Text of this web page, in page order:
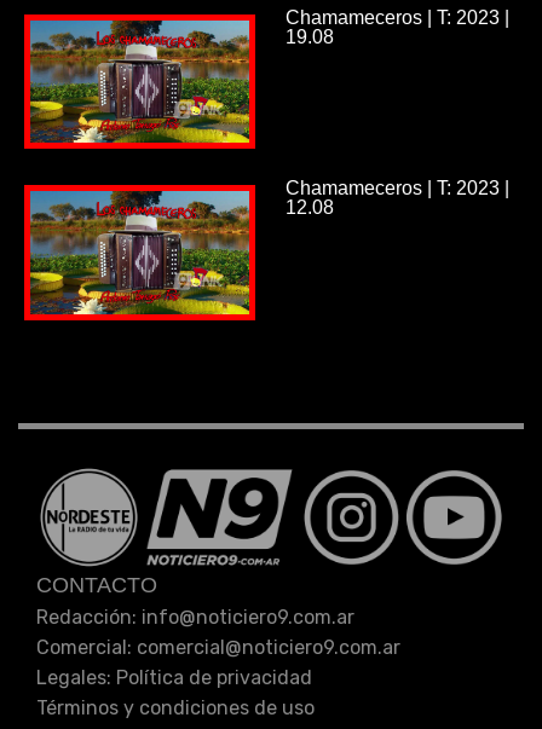
Chamameceros | T: 2023 |
19.08
Chamameceros | T: 2023 |
12.08
CONTACTO
Redacción: info@noticiero9.com.ar
Comercial: comercial@noticiero9.com.ar
Legales: Política de privacidad
Términos y condiciones de uso